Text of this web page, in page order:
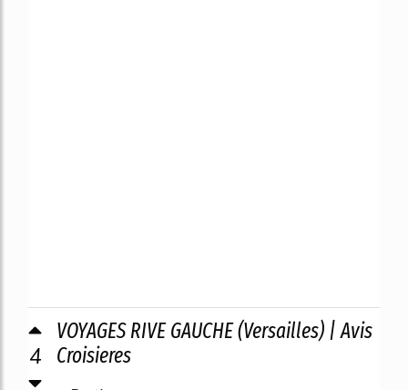
4
VOYAGES RIVE GAUCHE (Versailles) | Avis
Croisieres